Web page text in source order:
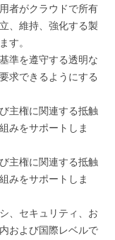
者がクラウドで所有
、維持、強化する製
す。
準を遵守する透明な
求できるようにする
主権に関連する抵触
みをサポートしま
主権に関連する抵触
みをサポートしま
、セキュリティ、お
および国際レベルで